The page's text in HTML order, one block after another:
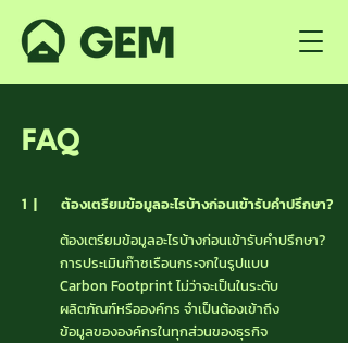
FAQ
ต้องเตรียมข้อมูลอะไรบ้างก่อนเข้ารับคำปรึกษา?
ต้องเตรียมข้อมูลอะไรบ้างก่อนเข้ารับคำปรึกษา?
การประเมินก๊าซเรือนกระจกในรูปแบบ
Carbon Footprint ไม่ว่าจะเป็นในระดับ
ผลิตภัณฑ์หรือองค์กร จำเป็นต้องเข้าถึง
ข้อมูลขององค์กรในทุกส่วนของธุรกิจ
1 |